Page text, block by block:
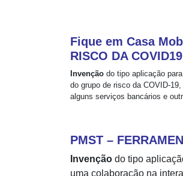
Fique em Casa
RISCO DA
Invenção do tipo aplicação
do grupo de risco da COVID-
alguns serviços bancários e
PMST –
Invenção do tipo
uma colaboração na